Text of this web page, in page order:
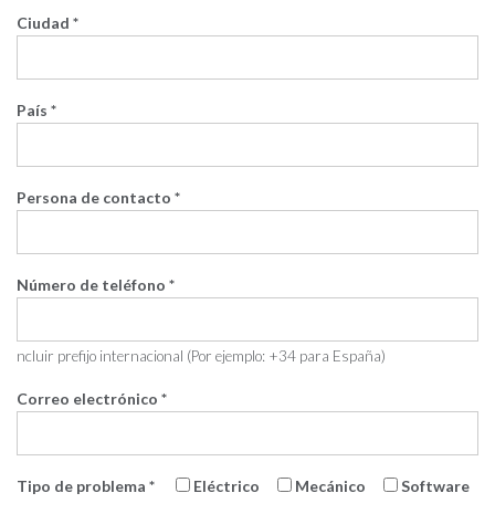
Ciudad *
País *
Persona de contacto *
Número de teléfono *
ncluir prefijo internacional (Por ejemplo: +34 para España)
Correo electrónico *
Tipo de problema * Eléctrico Mecánico Software